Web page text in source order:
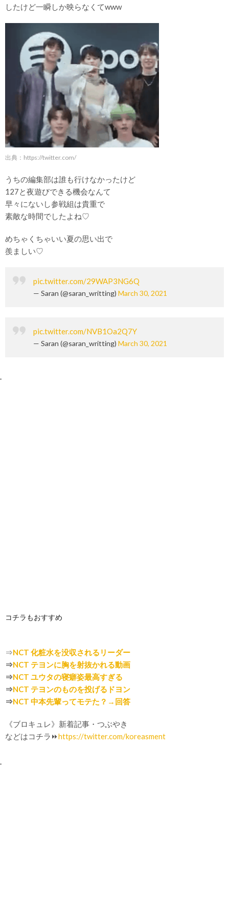
したけど一瞬しか映らなくてwww
出典： https://twitter.com/
うちの編集部は誰も行けなかったけど
127と夜遊びできる機会なんて
早々にないし参戦組は貴重で
素敵な時間でしたよね♡
めちゃくちゃいい夏の思い出で
羨ましい♡
pic.twitter.com/29WAP3NG6Q
— Saran (@saran_writting) March 30, 2021
pic.twitter.com/NVB1Oa2Q7Y
— Saran (@saran_writting) March 30, 2021
コチラもおすすめ
⇒NCT 化粧水を没収されるリーダー
⇒NCT テヨンに胸を射抜かれる動画
⇒NCT ユウタの寝癖姿最高すぎる
⇒NCT テヨンのものを投げるドヨン
⇒NCT 中本先輩ってモテた？→回答
《ブロキュレ》新着記事・つぶやき
などはコチラ⏩https://twitter.com/koreasment